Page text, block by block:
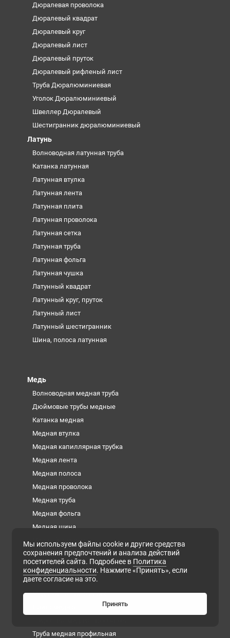
Дюралевая проволока
Дюралевый квадрат
Дюралевый круг
Дюралевый лист
Дюралевый пруток
Дюралевый рифленый лист
Труба Дюралюминиевая
Уголок Дюралюминиевый
Швеллер Дюралевый
Шестигранник дюралюминиевый
Латунь
Волноводная латунная труба
Катанка латунная
Латунная втулка
Латунная лента
Латунная плита
Латунная проволока
Латунная сетка
Латунная труба
Латунная фольга
Латунная чушка
Латунный квадрат
Латунный круг, пруток
Латунный лист
Латунный шестигранник
Шина, полоса латунная
Медь
Волноводная медная труба
Дюймовые трубы медные
Катанка медная
Медная втулка
Медная капиллярная трубка
Медная лента
Медная полоса
Медная проволока
Медная труба
Медная фольга
Медная шина
Медный квадрат
Медный круг
Медный лист
Медный пруток
Медный шестигранник
Труба медная профильная
Мы используем файлы cookie и другие средства
сохранения предпочтений и анализа действий
посетителей сайта. Подробнее в Политика
конфиденциальности. Нажмите «Принять», если
даете согласие на это.
Принять